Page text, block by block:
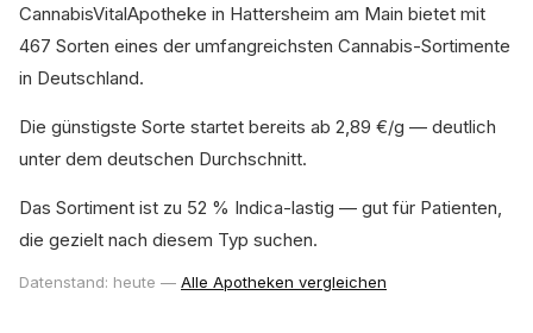
CannabisVitalApotheke in Hattersheim am Main bietet mit
467 Sorten eines der umfangreichsten Cannabis-Sortimente
in Deutschland.
Die günstigste Sorte startet bereits ab 2,89 €/g — deutlich
unter dem deutschen Durchschnitt.
Das Sortiment ist zu 52 % Indica-lastig — gut für Patienten,
die gezielt nach diesem Typ suchen.
Datenstand: heute — Alle Apotheken vergleichen